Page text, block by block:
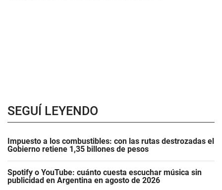
SEGUÍ LEYENDO
Impuesto a los combustibles: con las rutas destrozadas el
Gobierno retiene 1,35 billones de pesos
Spotify o YouTube: cuánto cuesta escuchar música sin
publicidad en Argentina en agosto de 2026